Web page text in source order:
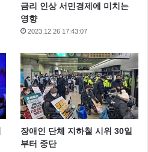
금리 인상 서민경제에 미치는
영향
2023.12.26 17:43:07
장애인 단체 지하철 시위 30일
부터 중단